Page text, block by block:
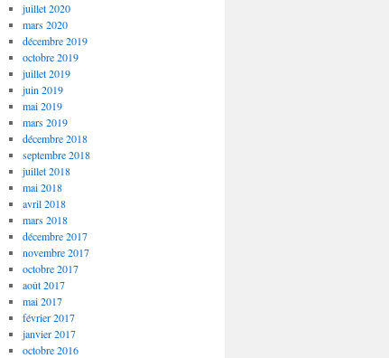
juillet 2020
mars 2020
décembre 2019
octobre 2019
juillet 2019
juin 2019
mai 2019
mars 2019
décembre 2018
septembre 2018
juillet 2018
mai 2018
avril 2018
mars 2018
décembre 2017
novembre 2017
octobre 2017
août 2017
mai 2017
février 2017
janvier 2017
octobre 2016